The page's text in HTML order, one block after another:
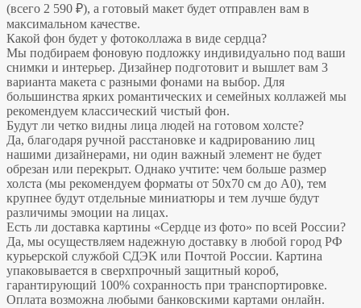
(всего 2 590 ₽), а готовый макет будет отправлен вам в
максимальном качестве.
Какой фон будет у фотоколлажа в виде сердца?
Мы подбираем фоновую подложку индивидуально под ваши
снимки и интерьер. Дизайнер подготовит и вышлет вам 3
варианта макета с разными фонами на выбор. Для
большинства ярких романтических и семейных коллажей мы
рекомендуем классический чистый фон.
Будут ли четко видны лица людей на готовом холсте?
Да, благодаря ручной расстановке и кадрированию лиц
нашими дизайнерами, ни один важный элемент не будет
обрезан или перекрыт. Однако учтите: чем больше размер
холста (мы рекомендуем форматы от 50х70 см до А0), тем
крупнее будут отдельные миниатюры и тем лучше будут
различимы эмоции на лицах.
Есть ли доставка картины «Сердце из фото» по всей России?
Да, мы осуществляем надежную доставку в любой город РФ
курьерской службой СДЭК или Почтой России. Картина
упаковывается в сверхпрочный защитный короб,
гарантирующий 100% сохранность при транспортировке.
Оплата возможна любыми банковскими картами онлайн.